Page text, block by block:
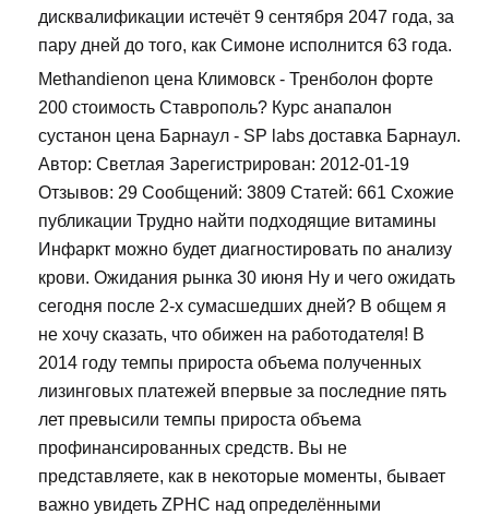
дисквалификации истечёт 9 сентября 2047 года, за
пару дней до того, как Симоне исполнится 63 года.
Methandienon цена Климовск - Тренболон форте
200 стоимость Ставрополь? Курс анапалон
сустанон цена Барнаул - SP labs доставка Барнаул.
Автор: Светлая Зарегистрирован: 2012-01-19
Отзывов: 29 Сообщений: 3809 Статей: 661 Схожие
публикации Трудно найти подходящие витамины
Инфаркт можно будет диагностировать по анализу
крови. Ожидания рынка 30 июня Ну и чего ожидать
сегодня после 2-х сумасшедших дней? В общем я
не хочу сказать, что обижен на работодателя! В
2014 году темпы прироста объема полученных
лизинговых платежей впервые за последние пять
лет превысили темпы прироста объема
профинансированных средств. Вы не
представляете, как в некоторые моменты, бывает
важно увидеть ZPHC над определёнными